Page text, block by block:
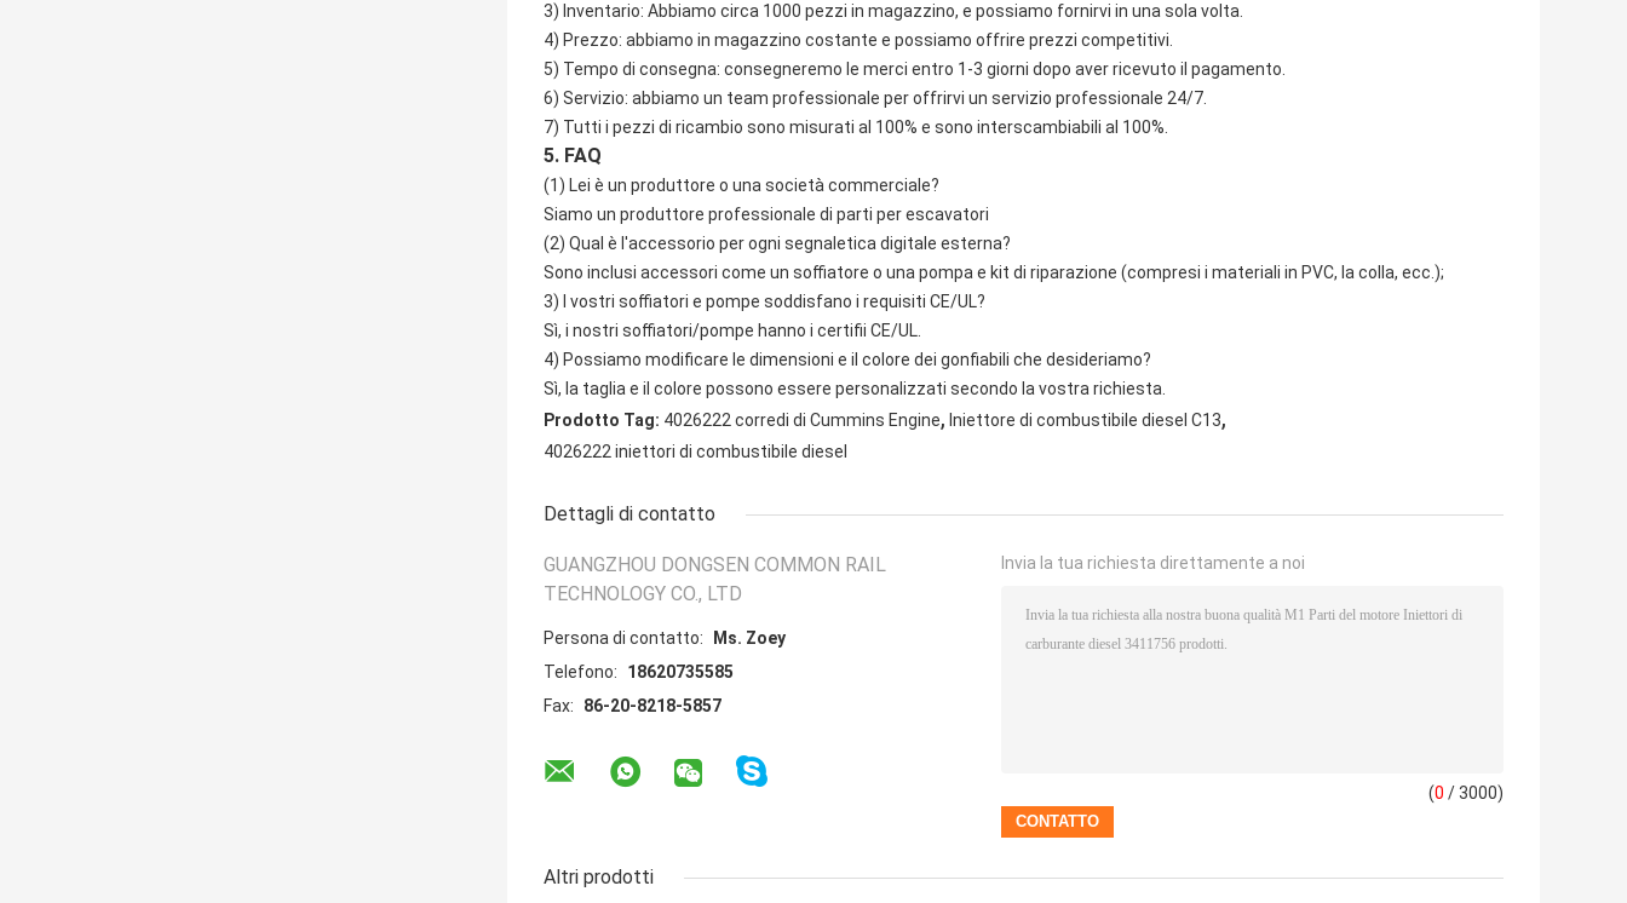
3) Inventario: Abbiamo circa 1000 pezzi in magazzino, e possiamo fornirvi in una sola volta.
4) Prezzo: abbiamo in magazzino costante e possiamo offrire prezzi competitivi.
5) Tempo di consegna: consegneremo le merci entro 1-3 giorni dopo aver ricevuto il pagamento.
6) Servizio: abbiamo un team professionale per offrirvi un servizio professionale 24/7.
7) Tutti i pezzi di ricambio sono misurati al 100% e sono interscambiabili al 100%.
5. FAQ
(1) Lei è un produttore o una società commerciale?
Siamo un produttore professionale di parti per escavatori
(2) Qual è l'accessorio per ogni segnaletica digitale esterna?
Sono inclusi accessori come un soffiatore o una pompa e kit di riparazione (compresi i materiali in PVC, la colla, ecc.);
3) I vostri soffiatori e pompe soddisfano i requisiti CE/UL?
Sì, i nostri soffiatori/pompe hanno i certifii CE/UL.
4) Possiamo modificare le dimensioni e il colore dei gonfiabili che desideriamo?
Sì, la taglia e il colore possono essere personalizzati secondo la vostra richiesta.
Prodotto Tag: 4026222 corredi di Cummins Engine, Iniettore di combustibile diesel C13,
4026222 iniettori di combustibile diesel
Dettagli di contatto
GUANGZHOU DONGSEN COMMON RAIL
TECHNOLOGY CO., LTD
Persona di contatto:
Ms. Zoey
Telefono:
18620735585
Fax:
86-20-8218-5857
Invia la tua richiesta direttamente a noi
(0 / 3000)
Altri prodotti